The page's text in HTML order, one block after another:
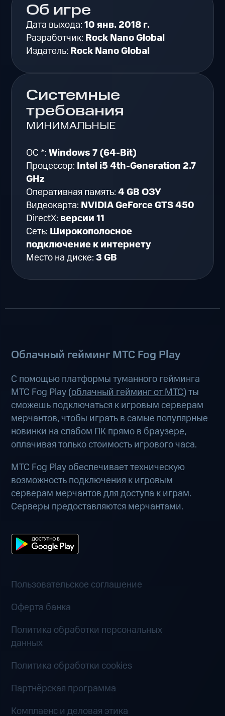
Об игре
Дата выхода:10 янв. 2018 г.
Разработчик: Rock Nano Global
Издатель: Rock Nano Global
Системные
требования
МИНИМАЛЬНЫЕ
ОС *:Windows 7 (64-Bit)
Процессор: Intel i5 4th-Generation 2.7
GHz
Оперативная память:4 GB ОЗУ
Видеокарта: NVIDIA GeForce GTS 450
DirectX: версии 11
Сеть: Широкополосное
подключение к интернету
Место на диске:3 GB
Облачный гейминг МТС Fog Play
С помощью платформы туманного гейминга
МТС Fog Play (облачный гейминг от МТС) ты
сможешь подключаться к игровым серверам
мерчантов, чтобы играть в самые популярные
новинки на слабом ПК прямо в браузере,
оплачивая только стоимость игрового часа.
МТС Fog Play обеспечивает техническую
возможность подключения к игровым
серверам мерчантов для доступа к играм.
Серверы предоставляются мерчантами.
Пользовательское соглашение
Оферта банка
Политика обработки персональных
данных
Политика обработки cookies
Партнёрская программа
Комплаенс и деловая этика